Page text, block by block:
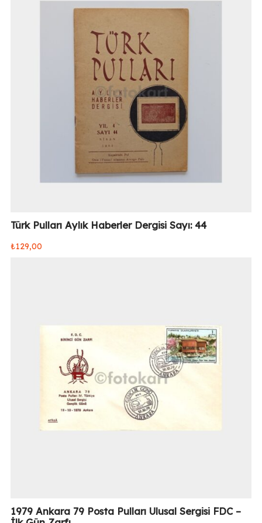
Türk Pulları Aylık Haberler Dergisi Sayı: 44
₺129,00
1979 Ankara 79 Posta Pulları Ulusal Sergisi FDC –